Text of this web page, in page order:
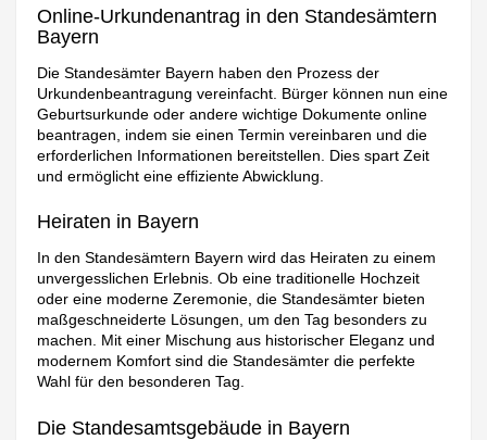
Online-Urkundenantrag in den Standesämtern
Bayern
Die Standesämter Bayern haben den Prozess der
Urkundenbeantragung vereinfacht. Bürger können nun eine
Geburtsurkunde oder andere wichtige Dokumente online
beantragen, indem sie einen Termin vereinbaren und die
erforderlichen Informationen bereitstellen. Dies spart Zeit
und ermöglicht eine effiziente Abwicklung.
Heiraten in Bayern
In den Standesämtern Bayern wird das Heiraten zu einem
unvergesslichen Erlebnis. Ob eine traditionelle Hochzeit
oder eine moderne Zeremonie, die Standesämter bieten
maßgeschneiderte Lösungen, um den Tag besonders zu
machen. Mit einer Mischung aus historischer Eleganz und
modernem Komfort sind die Standesämter die perfekte
Wahl für den besonderen Tag.
Die Standesamtsgebäude in Bayern